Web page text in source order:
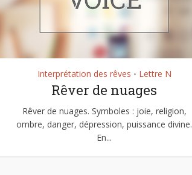
Interprétation des rêves • Lettre N
Rêver de nuages
Rêver de nuages. Symboles : joie, religion,
ombre, danger, dépression, puissance divine.
En...